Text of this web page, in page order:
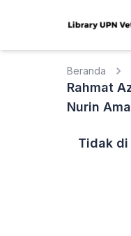
Beranda
Rahmat
Nurin
Tidak